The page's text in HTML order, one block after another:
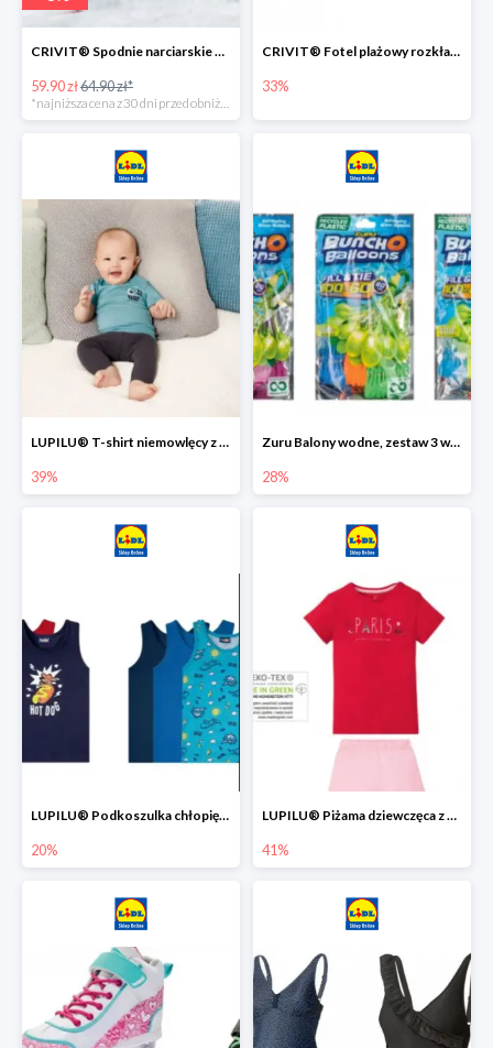
CRIVIT® Spodnie narciarskie dziewczęce
59.90 zł64.90 zł*
*najniższa cena z 30 dni przed obniżką
CRIVIT® Fotel plażowy rozkładany / Brodzik dziecięcy
33%
LUPILU® T-shirt niemowlęcy z biobawełny -39%
39%
Zuru Balony wodne, zestaw 3 wiązek -28%
28%
LUPILU® Podkoszulka chłopięca z bawełny -20%
20%
LUPILU® Piżama dziewczęca z bawełny -41%
41%